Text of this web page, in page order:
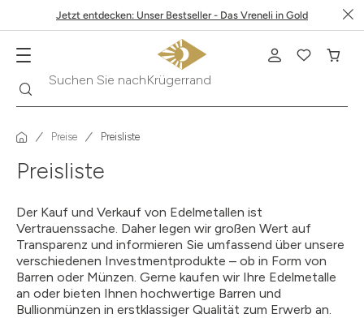
Jetzt entdecken: Unser Bestseller - Das Vreneli in Gold
Suchen Sie nachKrügerrand
Preise Preisliste
Preisliste
Der Kauf und Verkauf von Edelmetallen ist
Vertrauenssache. Daher legen wir großen Wert auf
Transparenz und informieren Sie umfassend über unsere
verschiedenen Investmentprodukte – ob in Form von
Barren oder Münzen. Gerne kaufen wir Ihre Edelmetalle
an oder bieten Ihnen hochwertige Barren und
Bullionmünzen in erstklassiger Qualität zum Erwerb an.